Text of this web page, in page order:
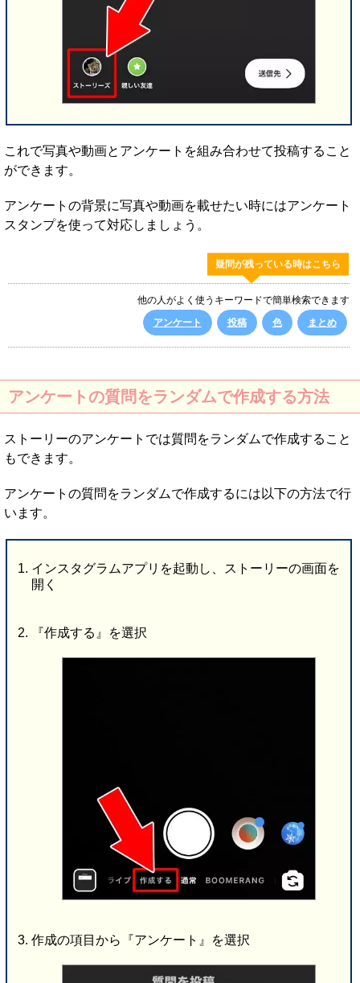
これで写真や動画とアンケートを組み合わせて投稿すること
ができます。
アンケートの背景に写真や動画を載せたい時にはアンケート
スタンプを使って対応しましょう。
疑問が残っている時はこちら
他の人がよく使うキーワードで簡単検索できます
アンケート
投稿 色 まとめ
アンケートの質問をランダムで作成する方法
ストーリーのアンケートでは質問をランダムで作成すること
もできます。
アンケートの質問をランダムで作成するには以下の方法で行
います。
インスタグラムアプリを起動し、ストーリーの画面を
開く
『作成する』を選択
作成の項目から『アンケート』を選択